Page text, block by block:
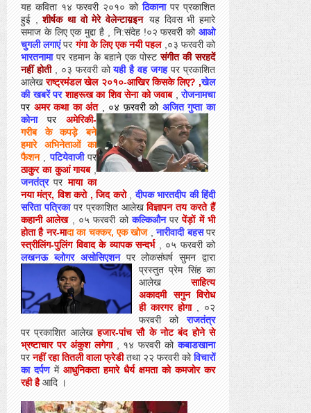
यह कविता १४ फरवरी २०१० कोठिकानापर प्रकाशित
हुई ,शीर्षक था वो मेरे वेलेन्टाय़इन यह दिवस भी हमारे
समाज के लिए एक मुद्दा है , नि:संदेह !०२ फरवरी को आओ
चुगली लगाएंपरगंगा के लिए एक नयी पहल ,०३ फरवरी को
भारतनामापर रहमान के बहाने एक पोस्टसंगीत की सरहदें
नहीं होती, ०३ फरवरी कोयही है वह जगहपर प्रकाशित
आलेखराष्ट्रमंडल खेल २०१०-आखिर किसके लिए? ,खेल
की खबरें पर शाहरूख का शिव सेना को जवाब,रोजनामचा
पर अमर कथा का अंत , ०४ फ़रवरी को अजित गुप्ता का
कोनापर अमेरिकी-
गरीब के कपड़े बने
हमारे अभिनेताओं का
फैशन
,पटियेवाजीपर
ठाकुर का कुआं गायब,
जनतंत्रपरमाया का
नया मंत्र, विश करो , जिद करो,दीपक भारतदीप की हिंदी
सरिता पत्रिकापर प्रकाशित आलेखविज्ञापन तय करते हैं
कहानी आलेख, ०५ फरवरी कोकल्किऔनपरपेंड़ों में भी
होता है नर-मादा का चक्कर, एक खोज,नारीवादी बहसपर
स्त्रीलिंग-पुलिंग विवाद के व्यापक सन्दर्भ, ०५ फरवरी को
लखनऊ ब्लोगर असोसिएशनपर लोकसंघर्ष सुमन द्वारा
प्रस्तुत प्रेम सिंह का
आलेखसाहित्य
अकादमी सगुन विरोध
ही कारगर होगा, ०२
फरवरी कोराजतंत्र
पर प्रकाशित आलेखहजार-पांच सौ के नोट बंद होने से
भ्रष्टाचार पर अंकुश लगेगा, १४ फरवरी कोकबाडखाना
परनहीं रहा तितली वाला फ्रेडीतथा २२ फरवरी कोविचारों
का दर्पणमें आधुनिकता हमारे धैर्य क्षमता को कमजोर कर
रही हैआदि ।